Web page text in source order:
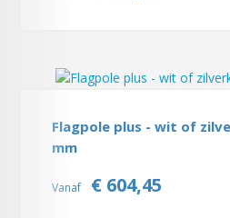
Flagpole plus - wit of
mm
Vanaf € 604,45